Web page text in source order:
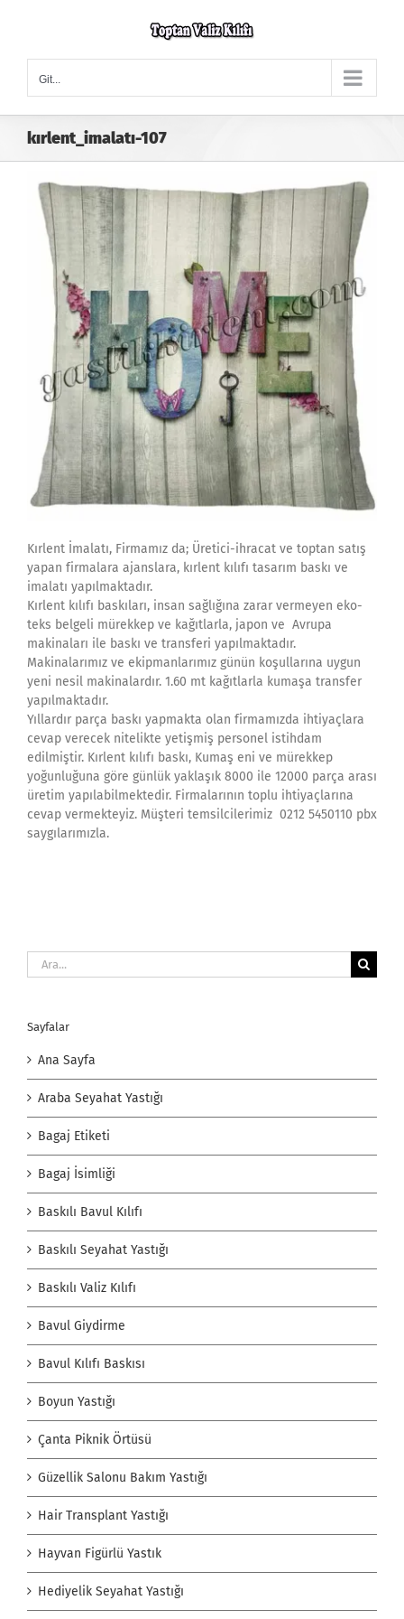
Git...
kırlent_imalatı-107
Kırlent İmalatı, Firmamız da; Üretici-ihracat ve toptan satış
yapan firmalara ajanslara, kırlent kılıfı tasarım baskı ve
imalatı yapılmaktadır.
Kırlent kılıfı baskıları, insan sağlığına zarar vermeyen eko-
teks belgeli mürekkep ve kağıtlarla, japon ve Avrupa
makinaları ile baskı ve transferi yapılmaktadır.
Makinalarımız ve ekipmanlarımız günün koşullarına uygun
yeni nesil makinalardır. 1.60 mt kağıtlarla kumaşa transfer
yapılmaktadır.
Yıllardır parça baskı yapmakta olan firmamızda ihtiyaçlara
cevap verecek nitelikte yetişmiş personel istihdam
edilmiştir. Kırlent kılıfı baskı, Kumaş eni ve mürekkep
yoğunluğuna göre günlük yaklaşık 8000 ile 12000 parça arası
üretim yapılabilmektedir. Firmalarının toplu ihtiyaçlarına
cevap vermekteyiz. Müşteri temsilcilerimiz 0212 5450110 pbx
saygılarımızla.
Ara:
Sayfalar
Ana Sayfa
Araba Seyahat Yastığı
Bagaj Etiketi
Bagaj İsimliği
Baskılı Bavul Kılıfı
Baskılı Seyahat Yastığı
Baskılı Valiz Kılıfı
Bavul Giydirme
Bavul Kılıfı Baskısı
Boyun Yastığı
Çanta Piknik Örtüsü
Güzellik Salonu Bakım Yastığı
Hair Transplant Yastığı
Hayvan Figürlü Yastık
Hediyelik Seyahat Yastığı